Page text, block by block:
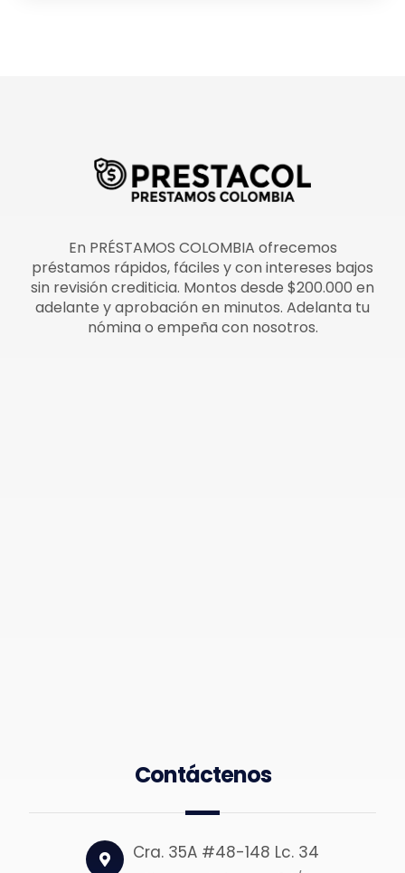
En PRÉSTAMOS COLOMBIA ofrecemos
préstamos rápidos, fáciles y con intereses bajos
sin revisión crediticia. Montos desde $200.000 en
adelante y aprobación en minutos. Adelanta tu
nómina o empeña con nosotros.
Contáctenos
Cra. 35A #48-148 Lc. 34